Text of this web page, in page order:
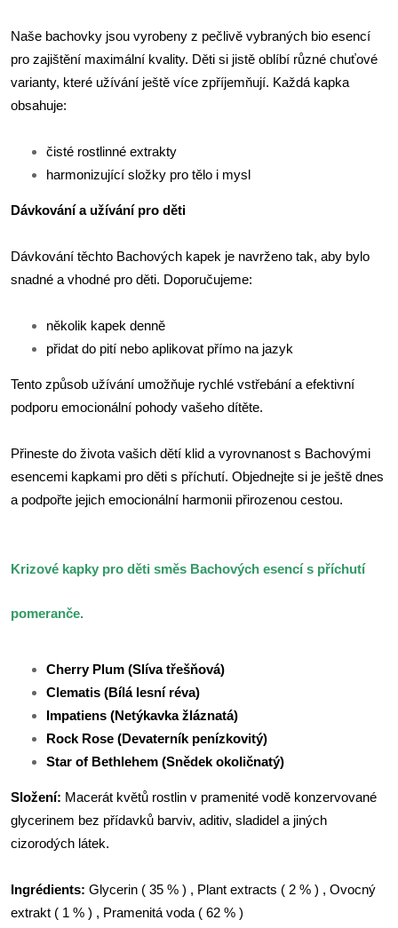
Naše bachovky jsou vyrobeny z pečlivě vybraných bio esencí
pro zajištění maximální kvality. Děti si jistě oblíbí různé chuťové
varianty, které užívání ještě více zpříjemňují. Každá kapka
obsahuje:
čisté rostlinné extrakty
harmonizující složky pro tělo i mysl
Dávkování a užívání pro děti
Dávkování těchto Bachových kapek je navrženo tak, aby bylo
snadné a vhodné pro děti. Doporučujeme:
několik kapek denně
přidat do pití nebo aplikovat přímo na jazyk
Tento způsob užívání umožňuje rychlé vstřebání a efektivní
podporu emocionální pohody vašeho dítěte.
Přineste do života vašich dětí klid a vyrovnanost s Bachovými
esencemi kapkami pro děti s příchutí. Objednejte si je ještě dnes
a podpořte jejich emocionální harmonii přirozenou cestou.
Krizové kapky pro děti směs Bachových esencí s příchutí
pomeranče.
Cherry Plum (Slíva třešňová)
Clematis (Bílá lesní réva)
mpatiens (Netýkavka žláznatá)
Rock Rose (Devaterník penízkovitý)
Star of Bethlehem (Snědek okoličnatý)
Složení: Macerát květů rostlin v pramenité vodě konzervované
glycerinem bez přídavků barviv, aditiv, sladidel a jiných
cizorodých látek.
Ingrédients: Glycerin ( 35 % ) , Plant extracts ( 2 % ) , Ovocný
extrakt ( 1 % ) , Pramenitá voda ( 62 % )